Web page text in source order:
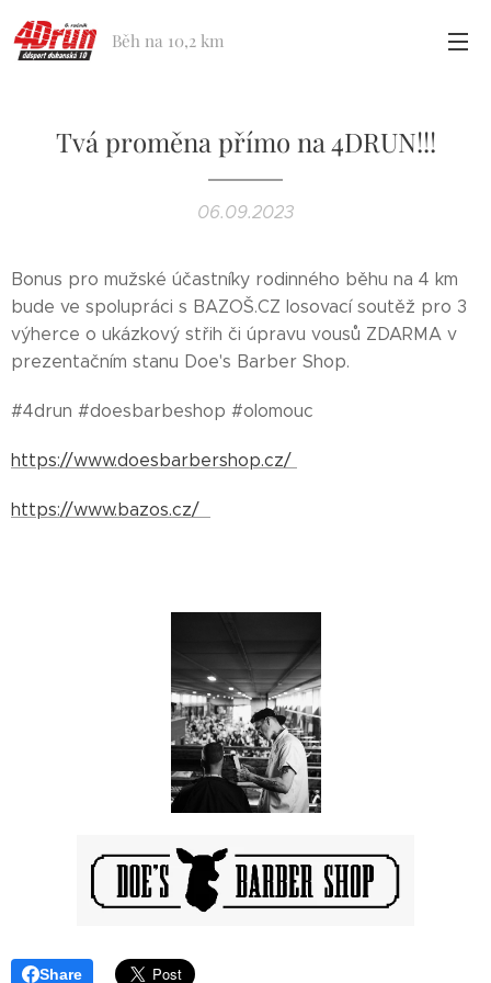
Běh na 10,2 km
Tvá proměna přímo na 4DRUN!!!
06.09.2023
Bonus pro mužské účastníky rodinného běhu na 4 km
bude ve spolupráci s BAZOŠ.CZ losovací soutěž pro 3
výherce o ukázkový střih či úpravu vousů ZDARMA v
prezentačním stanu Doe's Barber Shop.
#4drun #doesbarbeshop #olomouc
https://www.doesbarbershop.cz/
https://www.bazos.cz/
Share